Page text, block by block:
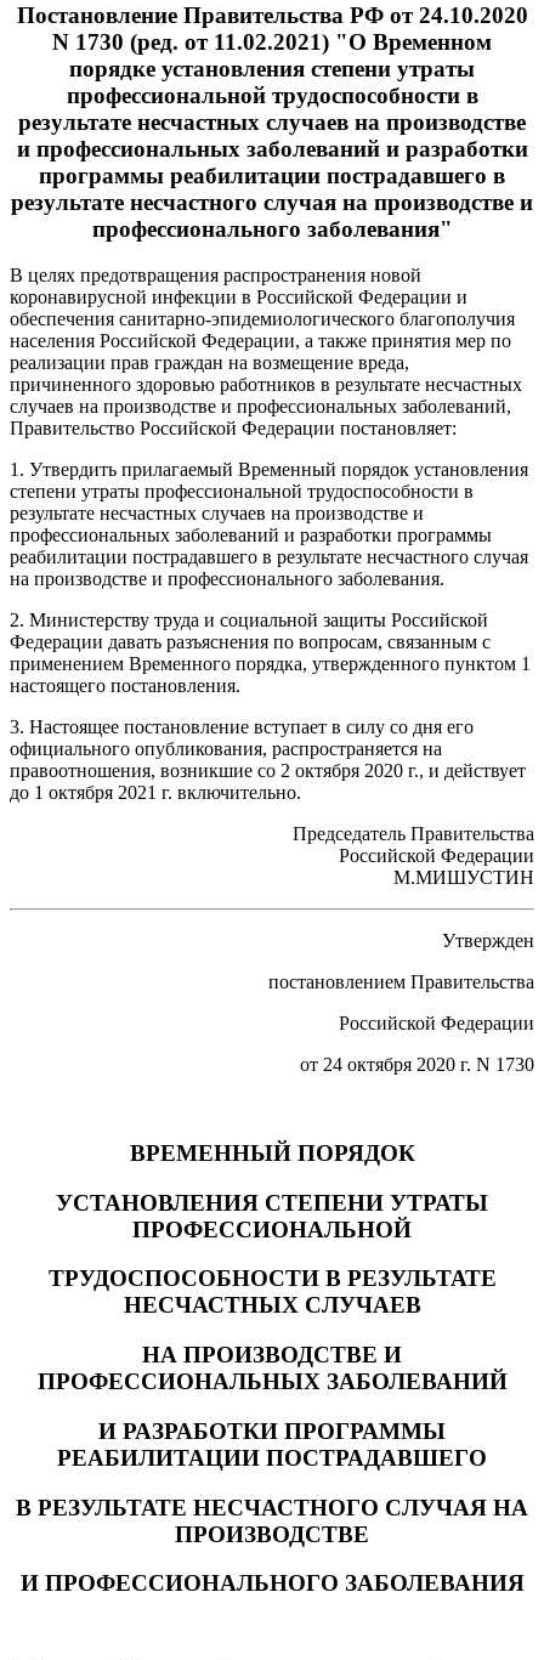
Постановление Правительства РФ от 24.10.2020
N 1730 (ред. от 11.02.2021) "О Временном
порядке установления степени утраты
профессиональной трудоспособности в
результате несчастных случаев на производстве
и профессиональных заболеваний и разработки
программы реабилитации пострадавшего в
результате несчастного случая на производстве и
профессионального заболевания"
В целях предотвращения распространения новой
коронавирусной инфекции в Российской Федерации и
обеспечения санитарно-эпидемиологического благополучия
населения Российской Федерации, а также принятия мер по
реализации прав граждан на возмещение вреда,
причиненного здоровью работников в результате несчастных
случаев на производстве и профессиональных заболеваний,
Правительство Российской Федерации постановляет:
1. Утвердить прилагаемый Временный порядок установления
степени утраты профессиональной трудоспособности в
результате несчастных случаев на производстве и
профессиональных заболеваний и разработки программы
реабилитации пострадавшего в результате несчастного случая
на производстве и профессионального заболевания.
2. Министерству труда и социальной защиты Российской
Федерации давать разъяснения по вопросам, связанным с
применением Временного порядка, утвержденного пунктом 1
настоящего постановления.
3. Настоящее постановление вступает в силу со дня его
официального опубликования, распространяется на
правоотношения, возникшие со 2 октября 2020 г., и действует
до 1 октября 2021 г. включительно.
Председатель Правительства
Российской Федерации
М.МИШУСТИН
Утвержден
постановлением Правительства
Российской Федерации
от 24 октября 2020 г. N 1730
ВРЕМЕННЫЙ ПОРЯДОК
УСТАНОВЛЕНИЯ СТЕПЕНИ УТРАТЫ
ПРОФЕССИОНАЛЬНОЙ
ТРУДОСПОСОБНОСТИ В РЕЗУЛЬТАТЕ
НЕСЧАСТНЫХ СЛУЧАЕВ
НА ПРОИЗВОДСТВЕ И
ПРОФЕССИОНАЛЬНЫХ ЗАБОЛЕВАНИЙ
И РАЗРАБОТКИ ПРОГРАММЫ
РЕАБИЛИТАЦИИ ПОСТРАДАВШЕГО
В РЕЗУЛЬТАТЕ НЕСЧАСТНОГО СЛУЧАЯ НА
ПРОИЗВОДСТВЕ
И ПРОФЕССИОНАЛЬНОГО ЗАБОЛЕВАНИЯ